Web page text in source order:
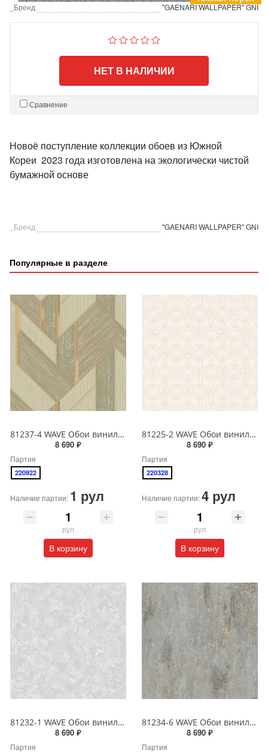
_Бренд "GAENARI WALLPAPER" GNI
НЕТ В НАЛИЧИИ
Сравнение
Новоё поступление коллекции обоев из Южной
Кореи 2023 года изготовлена на экологически чистой
бумажной основе
_Бренд "GAENARI WALLPAPER" GNI
Популярные в разделе
81237-4 WAVE Обои виниловые на бумажной основе 1.06*15.5
8 690 ₽
Партия
220922
Наличие партии: 1 рул
рул
В корзину
81225-2 WAVE Обои виниловые на бумажной основе 1.06*15.5
8 690 ₽
Партия
220328
Наличие партии:4 рул
рул
В корзину
81232-1 WAVE Обои виниловые на бумажной основе 1.06*15.5
8 690 ₽
Партия
81234-6 WAVE Обои виниловые на бумажной основе 1.06*15.5
8 690 ₽
Партия